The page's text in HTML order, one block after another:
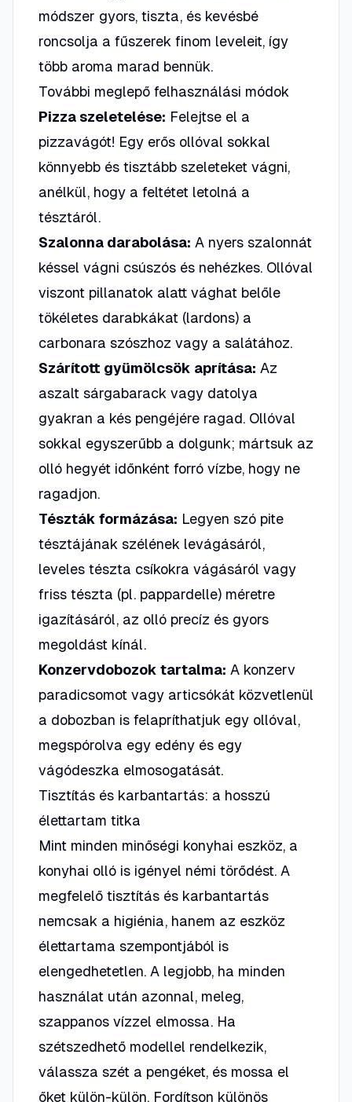
módszer gyors, tiszta, és kevésbé
roncsolja a fűszerek finom leveleit, így
több aroma marad bennük.
További meglepő felhasználási módok
Pizza szeletelése: Felejtse el a
pizzavágót! Egy erős ollóval sokkal
könnyebb és tisztább szeleteket vágni,
anélkül, hogy a feltétet letolná a
tésztáról.
Szalonna darabolása: A nyers szalonnát
késsel vágni csúszós és nehézkes. Ollóval
viszont pillanatok alatt vághat belőle
tökéletes darabkákat (lardons) a
carbonara szószhoz vagy a salátához.
Szárított gyümölcsök aprítása: Az
aszalt sárgabarack vagy datolya
gyakran a kés pengéjére ragad. Ollóval
sokkal egyszerűbb a dolgunk; mártsuk az
olló hegyét időnként forró vízbe, hogy ne
ragadjon.
Tészták formázása: Legyen szó pite
tésztájának szélének levágásáról,
leveles tészta csíkokra vágásáról vagy
friss tészta (pl. pappardelle) méretre
igazításáról, az olló precíz és gyors
megoldást kínál.
Konzervdobozok tartalma: A konzerv
paradicsomot vagy articsókát közvetlenül
a dobozban is felapríthatjuk egy ollóval,
megspórolva egy edény és egy
vágódeszka elmosogatását.
Tisztítás és karbantartás: a hosszú
élettartam titka
Mint minden minőségi konyhai eszköz, a
konyhai olló is igényel némi törődést. A
megfelelő tisztítás és karbantartás
nemcsak a higiénia, hanem az eszköz
élettartama szempontjából is
elengedhetetlen. A legjobb, ha minden
használat után azonnal, meleg,
szappanos vízzel elmossa. Ha
szétszedhető modellel rendelkezik,
válassza szét a pengéket, és mossa el
őket külön-külön. Fordítson különös